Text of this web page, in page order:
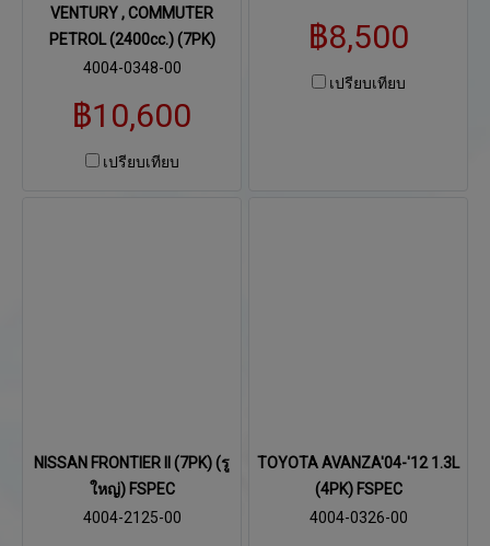
VENTURY , COMMUTER
PETROL (2400cc.) (7PK)
4004-0348-00
฿10,600
เปรียบเทียบ
฿8,500
เปรียบเทียบ
NISSAN FRONTIER II (7PK) (รู
ใหญ่) FSPEC
4004-2125-00
TOYOTA AVANZA'04-'12 1.3L
(4PK) FSPEC
4004-0326-00